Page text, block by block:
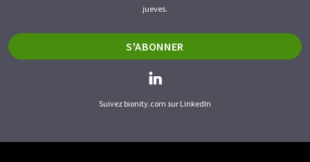
jueves.
S'ABONNER
Suivez bionity.com sur LinkedIn